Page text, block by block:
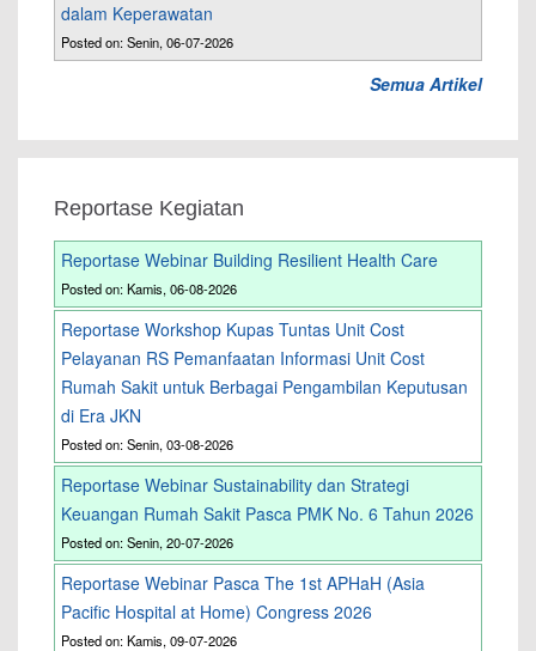
dalam Keperawatan
Posted on: Senin, 06-07-2026
Semua Artikel
Reportase Kegiatan
Reportase Webinar Building Resilient Health Care
Posted on: Kamis, 06-08-2026
Reportase Workshop Kupas Tuntas Unit Cost
Pelayanan RS Pemanfaatan Informasi Unit Cost
Rumah Sakit untuk Berbagai Pengambilan Keputusan
di Era JKN
Posted on: Senin, 03-08-2026
Reportase Webinar Sustainability dan Strategi
Keuangan Rumah Sakit Pasca PMK No. 6 Tahun 2026
Posted on: Senin, 20-07-2026
Reportase Webinar Pasca The 1st APHaH (Asia
Pacific Hospital at Home) Congress 2026
Posted on: Kamis, 09-07-2026